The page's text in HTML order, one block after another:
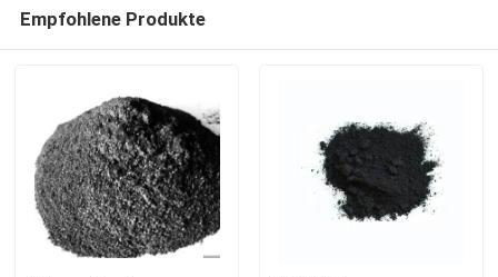
Empfohlene Produkte